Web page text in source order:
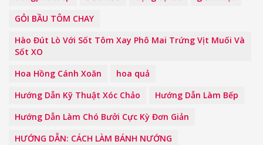
GỎI BẦU TÔM CHAY
Hào Đút Lò Với Sốt Tôm Xay Phô Mai Trứng Vịt Muối Và
Sốt XO
Hoa Hồng Cánh Xoăn
hoa quả
Hướng Dẫn Kỹ Thuật Xóc Chảo
Hướng Dẫn Làm Bếp
Hướng Dẫn Làm Chó Bưởi Cực Kỳ Đơn Giản
HƯỚNG DẪN: CÁCH LÀM BÁNH NƯỚNG